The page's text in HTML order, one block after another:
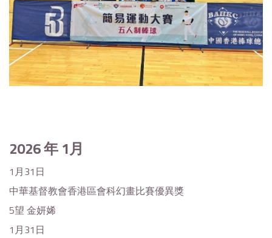
2026年 1月
1月31日
中華基督教會香港區會科幻畫比賽優異獎
5望 金妍㛓
1月31日